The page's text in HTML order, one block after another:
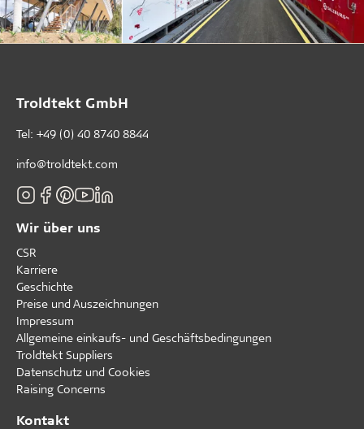
Troldtekt GmbH
Tel: +49 (0) 40 8740 8844
info@troldtekt.com
Wir über uns
CSR
Karriere
Geschichte
Preise und Auszeichnungen
Impressum
Allgemeine einkaufs- und Geschäftsbedingungen
Troldtekt Suppliers
Datenschutz und Cookies
Raising Concerns
Kontakt